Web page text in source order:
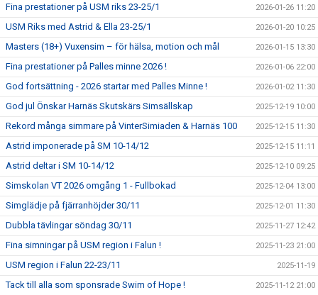
Fina prestationer på USM riks 23-25/1 2026-01-26 11:20
USM Riks med Astrid & Ella 23-25/1 2026-01-20 10:25
Masters (18+) Vuxensim – för hälsa, motion och mål 2026-01-15 13:30
Fina prestationer på Palles minne 2026 ! 2026-01-06 22:00
God fortsättning - 2026 startar med Palles Minne ! 2026-01-02 11:30
God jul Önskar Harnäs Skutskärs Simsällskap 2025-12-19 10:00
Rekord många simmare på VinterSimiaden & Harnäs 100 2025-12-15 11:30
Astrid imponerade på SM 10-14/12 2025-12-15 11:11
Astrid deltar i SM 10-14/12 2025-12-10 09:25
Simskolan VT 2026 omgång 1 - Fullbokad 2025-12-04 13:00
Simglädje på fjärranhöjder 30/11 2025-12-01 11:30
Dubbla tävlingar söndag 30/11 2025-11-27 12:42
Fina simningar på USM region i Falun ! 2025-11-23 21:00
USM region i Falun 22-23/11 2025-11-19
Tack till alla som sponsrade Swim of Hope ! 2025-11-12 21:00